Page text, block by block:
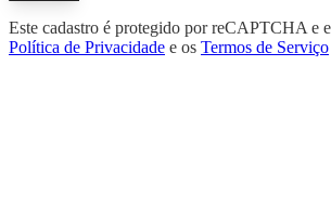
Este cadastro é protegido por reCAPTCHA e
Política de Privacidade e os Termos de Serviço